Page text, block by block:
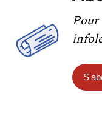
Pour